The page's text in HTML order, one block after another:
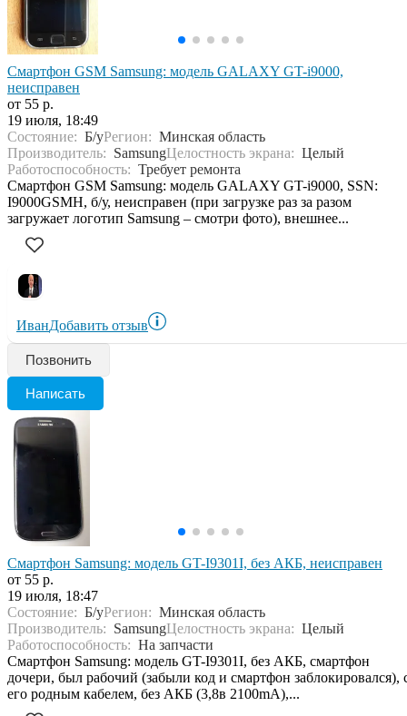
Смартфон GSM Samsung: модель GALAXY GT-i9000,
неисправен
от 55 р.
19 июля, 18:49
Состояние: Б/уРегион: Минская область
Производитель: SamsungЦелостность экрана: Целый
Работоспособность: Требует ремонта
Смартфон GSM Samsung: модель GALAXY GT-i9000, SSN:
I9000GSMH, б/у, неисправен (при загрузке раз за разом
загружает логотип Samsung – смотри фото), внешнее...
ИванДобавить отзыв
Позвонить
Написать
Смартфон Samsung: модель GT-I9301I, без АКБ, неисправен
от 55 р.
19 июля, 18:47
Состояние: Б/уРегион: Минская область
Производитель: SamsungЦелостность экрана: Целый
Работоспособность: На запчасти
Смартфон Samsung: модель GT-I9301I, без АКБ, смартфон
дочери, был рабочий (забыли код и смартфон заблокировался),
его родным кабелем, без АКБ (3,8в 2100mA),...